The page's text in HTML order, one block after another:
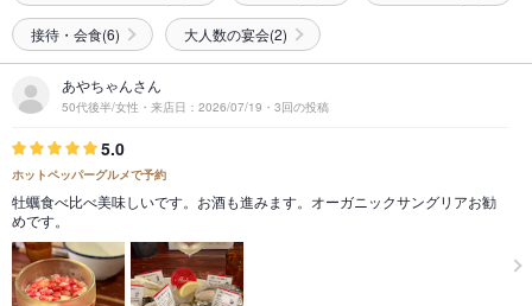
接待・会食(6) 大人数の宴会(2)
あやちゃんさん
50代後半/女性・来店日：2026/07/19・3回の投稿
5.0
ホットペッパーグルメで予約
牡蠣食べ比べ美味しいです。お酒も進みます。オーガニックサングリアお勧
めです。